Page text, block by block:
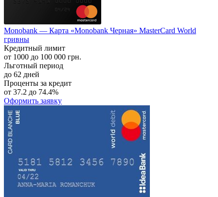
Monobank — Карта «Monobank Черная» MasterCard World
гривны
Кредитный лимит
от 1000 до 100 000 грн.
Льготный период
до 62 дней
Проценты за кредит
от 37.2 до 74.4%
Оформить заявку